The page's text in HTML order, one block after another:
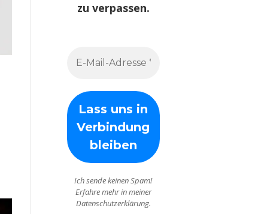
zu verpassen.
Ich sende keinen Spam!
Erfahre mehr in meiner
Datenschutzerklärung.